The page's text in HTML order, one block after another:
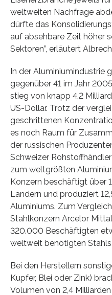
weltweiten Nachfrage
dürfte das
auf absehbare Zeit höher
Sektoren”, erläutert
In der Aluminiumindustrie
gegenüber 41 im Jahr
stieg von knapp 4,2
US-Dollar. Trotz der
geschrittenen
es noch Raum für
der russischen
Schweizer
zum weltgrößten
Konzern beschäftigt über
Ländern und produziert
Aluminiums. Zum
Stahlkonzern Arcelor
320.000 Beschäftigten
weltweit benötigten Stahls.
Bei den Herstellern
Kupfer, Blei oder Zink)
Volumen von 2,4